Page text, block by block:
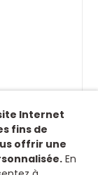
afin de
Internet
fins de
offrir une
En